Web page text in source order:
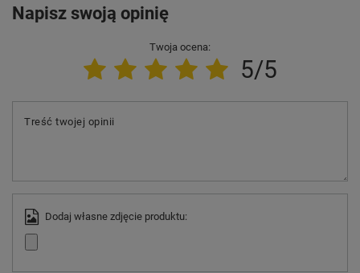
Napisz swoją opinię
Twoja ocena:
5/5
Treść twojej opinii
Dodaj własne zdjęcie produktu: